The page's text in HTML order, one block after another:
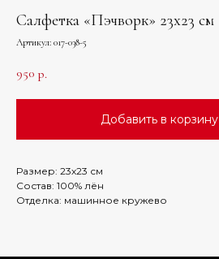
Салфетка «Пэчворк» 23х23 см
Артикул: 017-038-5
950 р.
Добавить в корзину
Размер: 23х23 см
Состав: 100% лён
Отделка: машинное кружево